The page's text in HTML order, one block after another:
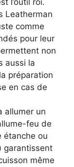
Leatherman
comme
pour leur
non
aussi la
préparation
en cas de
allumer un
feu de
étanche ou
garantissent
même